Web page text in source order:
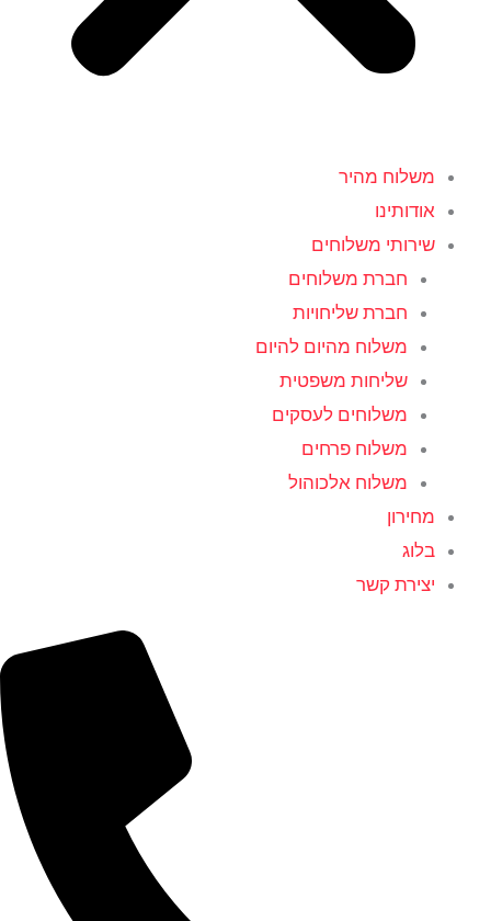
משלוח מהיר
אודותינו
שירותי משלוחים
חברת משלוחים
חברת שליחויות
משלוח מהיום להיום
שליחות משפטית
משלוחים לעסקים
משלוח פרחים
משלוח אלכוהול
מחירון
בלוג
יצירת קשר